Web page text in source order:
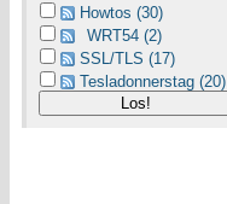
Howtos (30)
WRT54 (2)
SSL/TLS (17)
Tesladonnerstag (20)